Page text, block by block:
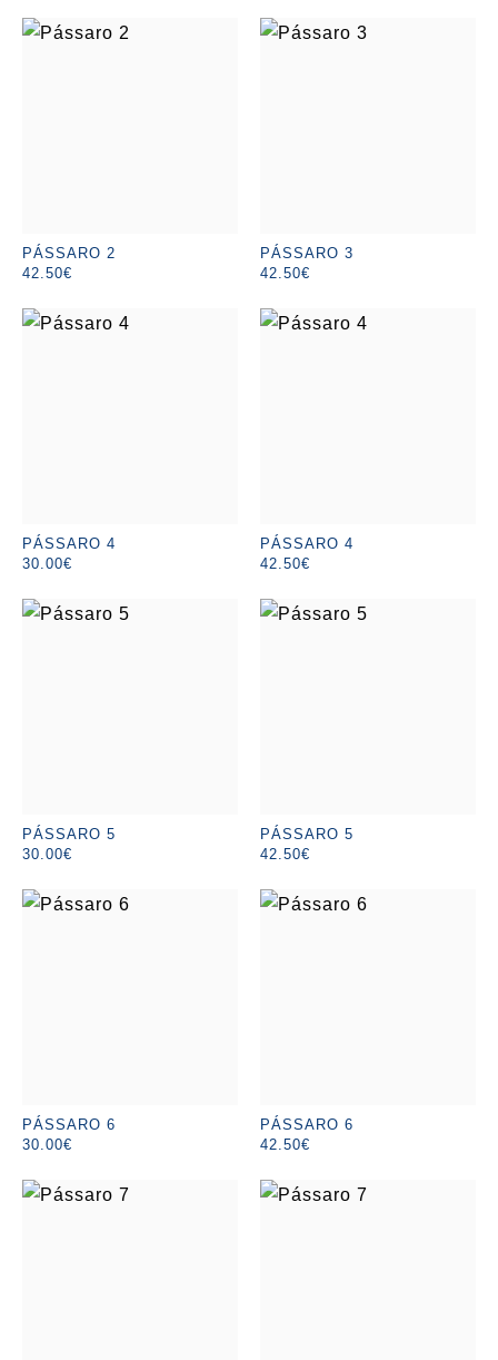
PÁSSARO 2
42.50€
PÁSSARO 3
42.50€
PÁSSARO 4
30.00€
PÁSSARO 4
42.50€
PÁSSARO 5
30.00€
PÁSSARO 5
42.50€
PÁSSARO 6
30.00€
PÁSSARO 6
42.50€